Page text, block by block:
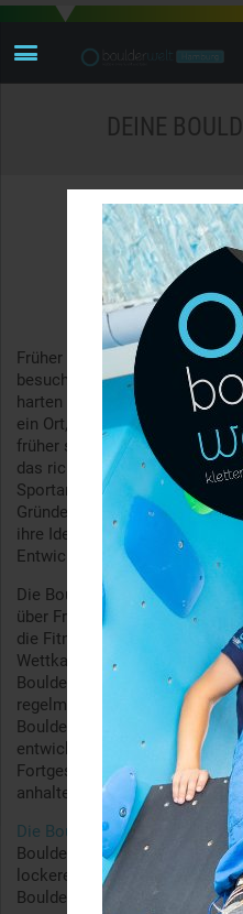
DEINE
Früher konnte man das
besuchten Ecken der
harten Jungs und Mädels, die
ein Ort, der Neulingen ein
früher so … die Boulderwelt
das richtige Licht zu rücken
Sportart den Platz zu geben,
Gründer der Boulderwelt
ihre Ideen und Erfahrungen
Entwicklung des Sports.
Die Boulderwelt bietet
über Freizeitkletternde bis hin
die Fitness, den Spaß in der
Wettkampf – in der
Boulderglück. Renommierte
regelmäßig für
Bouldererlebnisse in allen
entwickelte Levelsystem
Fortgeschrittenen bis hin zu
anhaltenden Boulderspaß –
Die Boulderwelten
zählen zu
Boulderbegeisterte von
lockere Atmosphäre und
Boulder Community.